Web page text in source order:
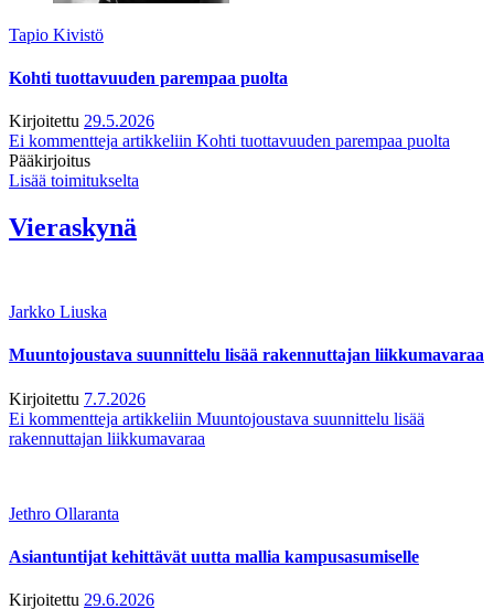
Tapio Kivistö
Kohti tuottavuuden parempaa puolta
Kirjoitettu 29.5.2026
Ei kommentteja artikkeliin Kohti tuottavuuden parempaa puolta
Pääkirjoitus
Lisää toimitukselta
Vieraskynä
Jarkko Liuska
Muuntojoustava suunnittelu lisää rakennuttajan liikkumavaraa
Kirjoitettu 7.7.2026
Ei kommentteja artikkeliin Muuntojoustava suunnittelu lisää
rakennuttajan liikkumavaraa
Jethro Ollaranta
Asiantuntijat kehittävät uutta mallia kampusasumiselle
Kirjoitettu 29.6.2026